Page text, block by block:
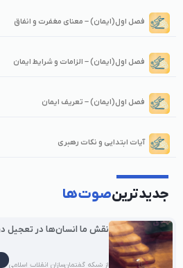
فصل اول(ایمان) – معنای مغفرت و انفاق
فصل اول(ایمان) – الزامات و شرایط ایمان
فصل اول(ایمان) – تعریف ایمان
آیات ابتدایی و نکات رهبری
جدیدترینصوت‌ها
نقش ما انسان‌ها در تعجیل در
از شبکه گفتمان‌سازان انقلاب اسلامی